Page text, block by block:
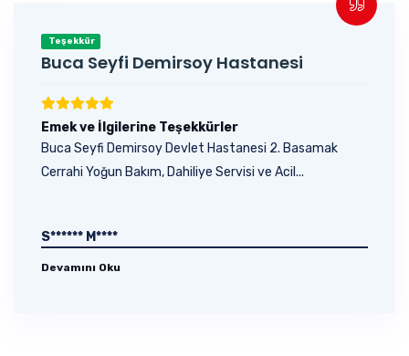
Teşekkür
Buca Seyfi Demirsoy Hastanesi
Emek ve İlgilerine Teşekkürler
Buca Seyfi Demirsoy Devlet Hastanesi 2. Basamak
Cerrahi Yoğun Bakım, Dahiliye Servisi ve Acil...
S****** M****
Devamını Oku